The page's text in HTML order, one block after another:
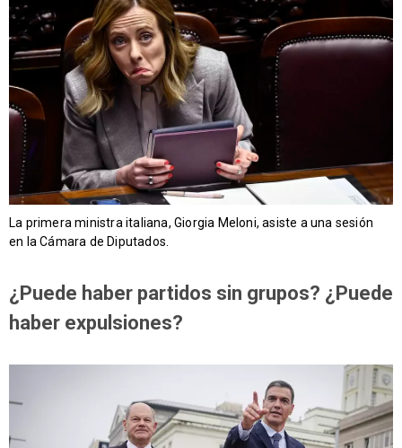
La primera ministra italiana, Giorgia Meloni, asiste a una sesión
en la Cámara de Diputados.
¿Puede haber partidos sin grupos? ¿Puede
haber expulsiones?